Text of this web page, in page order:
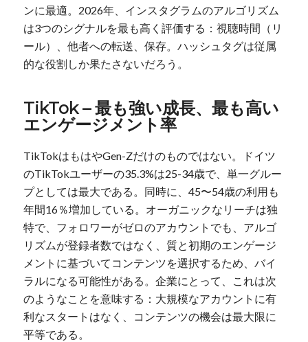
ンに最適。2026年、インスタグラムのアルゴリズム
は3つのシグナルを最も高く評価する：視聴時間（リ
ール）、他者への転送、保存。ハッシュタグは従属
的な役割しか果たさないだろう。
TikTok – 最も強い成長、最も高い
エンゲージメント率
TikTokはもはやGen-Zだけのものではない。ドイツ
のTikTokユーザーの35.3%は25-34歳で、単一グルー
プとしては最大である。同時に、45〜54歳の利用も
年間16％増加している。オーガニックなリーチは独
特で、フォロワーがゼロのアカウントでも、アルゴ
リズムが登録者数ではなく、質と初期のエンゲージ
メントに基づいてコンテンツを選択するため、バイ
ラルになる可能性がある。企業にとって、これは次
のようなことを意味する：大規模なアカウントに有
利なスタートはなく、コンテンツの機会は最大限に
平等である。